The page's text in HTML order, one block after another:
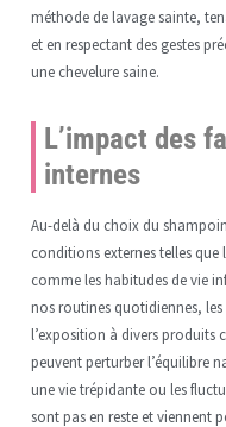
méthode de lavage sainte,
et en respectant des gestes
une chevelure saine.
L’impact des
internes
Au-delà du choix du
conditions externes telles que
comme les habitudes de vie
nos routines quotidiennes,
l’exposition à divers produits
peuvent perturber l’équilibre
une vie trépidante ou les
sont pas en reste et viennent